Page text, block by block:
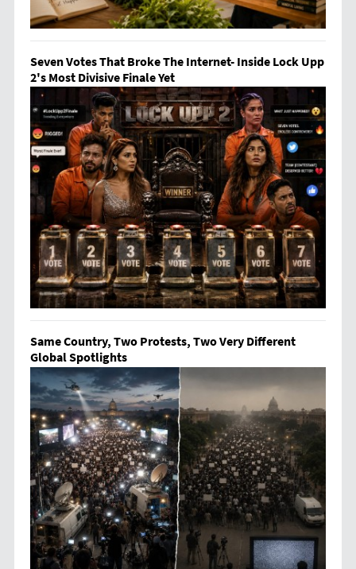
Seven Votes That Broke The Internet- Inside Lock Upp
2's Most Divisive Finale Yet
Same Country, Two Protests, Two Very Different
Global Spotlights